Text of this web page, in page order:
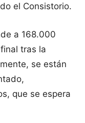
el Consistorio.
a 168.000
tras la
se están
que se espera